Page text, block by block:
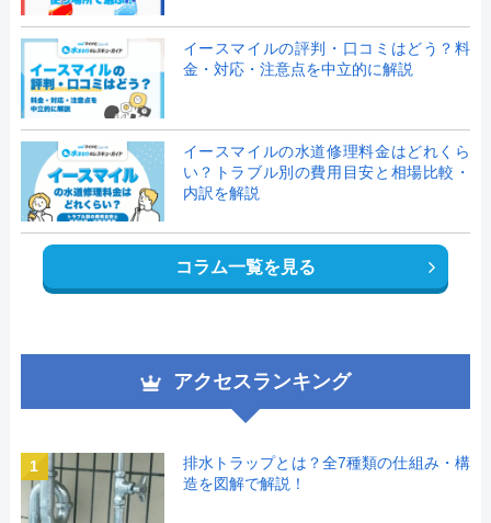
イースマイルの評判・口コミはどう？料
金・対応・注意点を中立的に解説
イースマイルの水道修理料金はどれくら
い？トラブル別の費用目安と相場比較・
内訳を解説
コラム一覧を見る
アクセスランキング
1
排水トラップとは？全7種類の仕組み・構
造を図解で解説！